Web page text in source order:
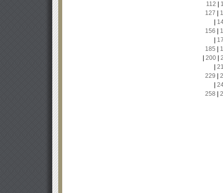
112
127
156
185
200|
229
258